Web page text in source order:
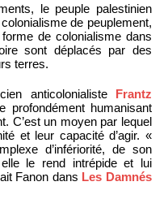
le peuple palestinien
de peuplement,
de colonialisme dans
sont déplacés par des
terres.
anticolonialiste Frantz
humanisant
C’est un moyen par lequel
et leur capacité d’agir. «
d’infériorité, de son
le rend intrépide et lui
Fanon dans Les Damnés